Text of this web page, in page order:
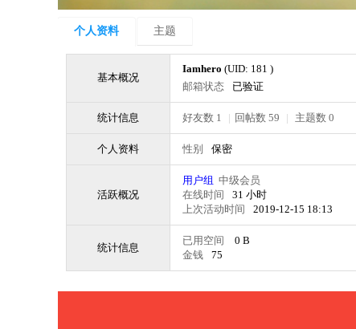
个人资料 主题
基本概况
Iamhero (UID: 181 )
邮箱状态
已验证
统计信息 好友数 1 | 回帖数 59 | 主题数 0
个人资料 性别 保密
活跃概况
用户组 中级会员
在线时间
31 小时
上次活动时间
2019-12-15 18:13
统计信息
已用空间 0 B
金钱
75